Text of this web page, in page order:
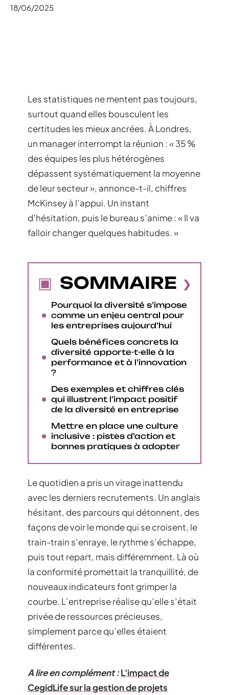
18/06/2025
Les statistiques ne mentent pas toujours,
surtout quand elles bousculent les
certitudes les mieux ancrées. À Londres,
un manager interrompt la réunion : « 35 %
des équipes les plus hétérogènes
dépassent systématiquement la moyenne
de leur secteur », annonce-t-il, chiffres
McKinsey à l’appui. Un instant
d’hésitation, puis le bureau s’anime : « Il va
falloir changer quelques habitudes. »
SOMMAIRE
Pourquoi la diversité s’impose
comme un enjeu central pour
les entreprises aujourd’hui
Quels bénéfices concrets la
diversité apporte-t-elle à la
performance et à l’innovation
?
Des exemples et chiffres clés
qui illustrent l’impact positif
de la diversité en entreprise
Mettre en place une culture
inclusive : pistes d’action et
bonnes pratiques à adopter
Le quotidien a pris un virage inattendu
avec les derniers recrutements. Un anglais
hésitant, des parcours qui détonnent, des
façons de voir le monde qui se croisent, le
train-train s’enraye, le rythme s’échappe,
puis tout repart, mais différemment. Là où
la conformité promettait la tranquillité, de
nouveaux indicateurs font grimper la
courbe. L’entreprise réalise qu’elle s’était
privée de ressources précieuses,
simplement parce qu’elles étaient
différentes.
A lire en complément :L'impact de
CegidLife sur la gestion de projets